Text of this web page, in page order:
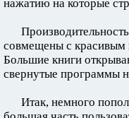
нажатию на которые
совмещены с красивым
Большие книги
свернутые программы
Итак, немного